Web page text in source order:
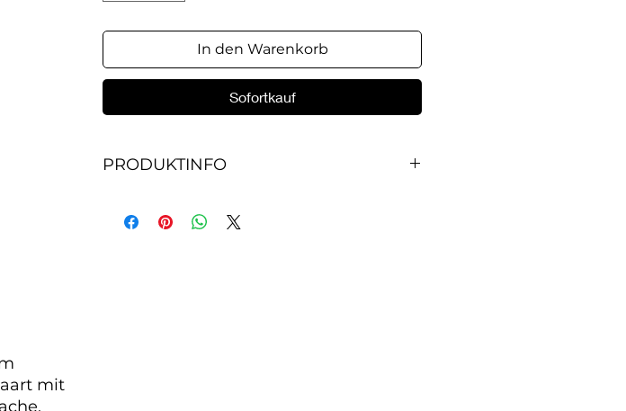
mit
In den Warenkorb
Sofortkauf
PRODUKTINFO